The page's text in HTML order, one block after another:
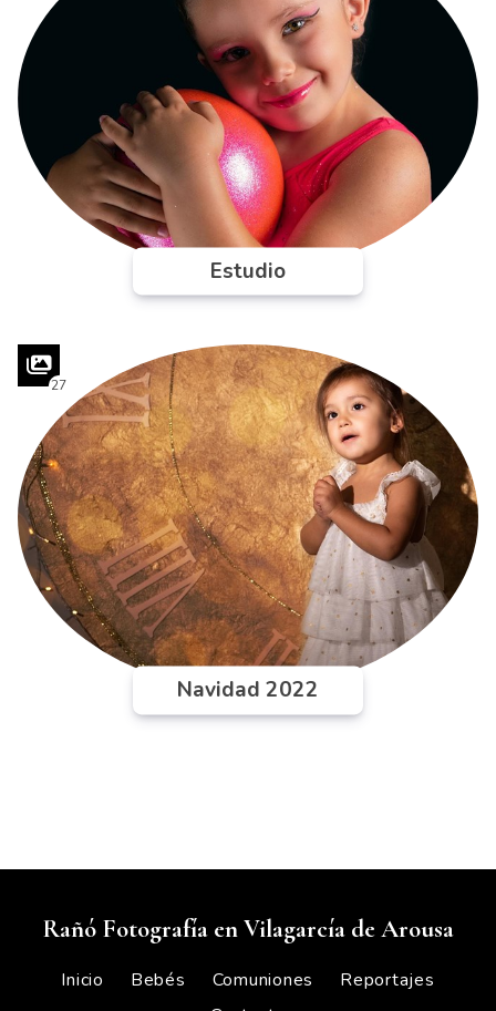
Estudio
Navidad 2022
27
Rañó Fotografía en Vilagarcía de Arousa
Inicio Bebés Comuniones
Reportajes